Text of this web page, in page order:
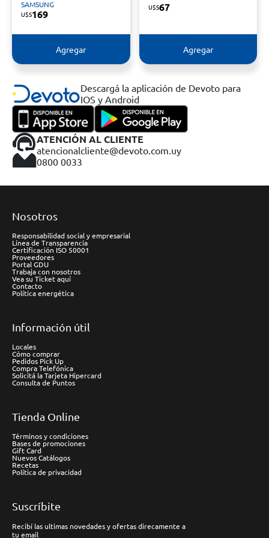
SAMSUNG
U$S169
Agregar
U$S67
Agregar
Descargá la aplicación de Devoto para
IOS y Android
ATENCIÓN AL CLIENTE
atencionalcliente@devoto.com.uy
0800 0033
Nosotros
Responsabilidad social y empresarial
Línea de Transparencia
Certificación ISO 50001
Proveedores
Portal GDU
Trabaja con nosotros
Vea su Ticket aquí
Contacto
Política energética
Información útil
Locales
Cómo comprar
Pedidos Pick Up
Compra Telefónica
Solicitá la Tarjeta Hipercard
Consulta de Puntos
Tienda Online
Términos y condiciones
Bases de promociones
Gift Card
Nuevos Catálogos
Recetas
Política de privacidad
Suscríbite
Recibí las ultimas novedades y ofertas direcamente a
tu email